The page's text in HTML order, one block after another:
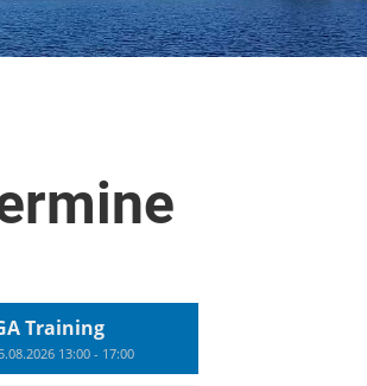
Training
13:00 - 17:00